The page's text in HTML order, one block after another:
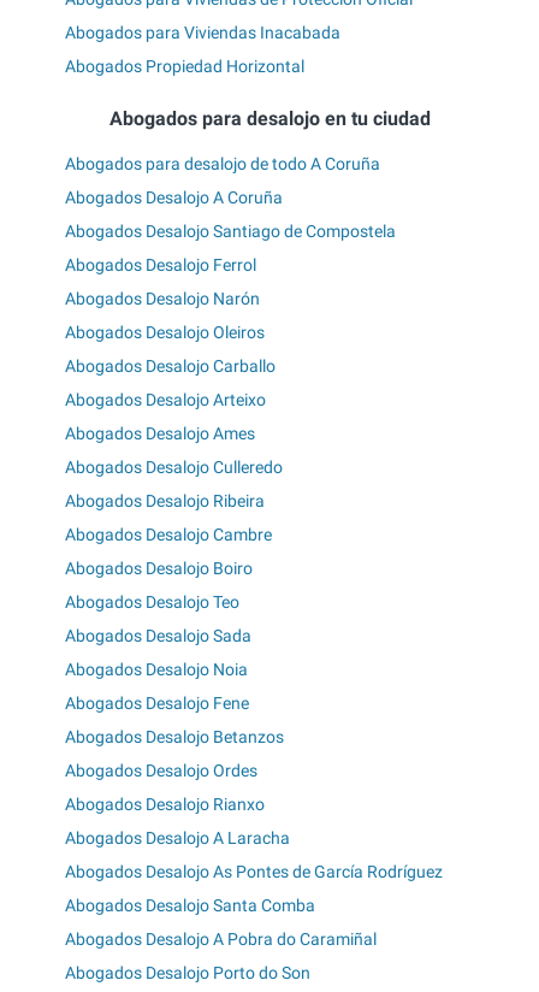
Abogados para Viviendas Inacabada
Abogados Propiedad Horizontal
Abogados para desalojo en tu ciudad
Abogados para desalojo de todo A Coruña
Abogados Desalojo A Coruña
Abogados Desalojo Santiago de Compostela
Abogados Desalojo Ferrol
Abogados Desalojo Narón
Abogados Desalojo Oleiros
Abogados Desalojo Carballo
Abogados Desalojo Arteixo
Abogados Desalojo Ames
Abogados Desalojo Culleredo
Abogados Desalojo Ribeira
Abogados Desalojo Cambre
Abogados Desalojo Boiro
Abogados Desalojo Teo
Abogados Desalojo Sada
Abogados Desalojo Noia
Abogados Desalojo Fene
Abogados Desalojo Betanzos
Abogados Desalojo Ordes
Abogados Desalojo Rianxo
Abogados Desalojo A Laracha
Abogados Desalojo As Pontes de García Rodríguez
Abogados Desalojo Santa Comba
Abogados Desalojo A Pobra do Caramiñal
Abogados Desalojo Porto do Son